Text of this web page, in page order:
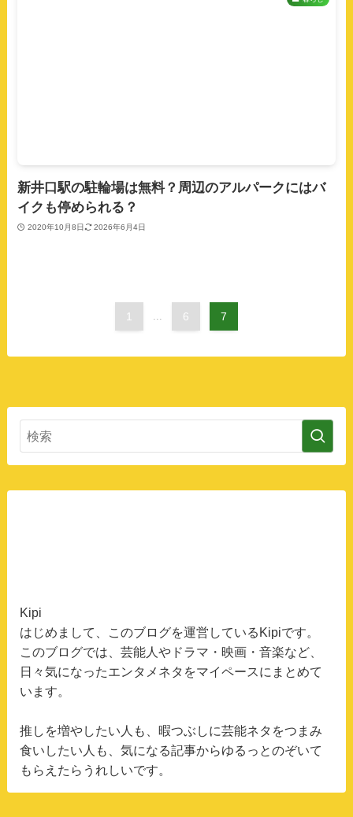
新井口駅の駐輪場は無料？周辺のアルパークにはバ
イクも停められる？
2020年10月8日 2026年6月4日
1 ... 6 7
Kipi
はじめまして、このブログを運営しているKipiです。
このブログでは、芸能人やドラマ・映画・音楽など、
日々気になったエンタメネタをマイペースにまとめて
います。
推しを増やしたい人も、暇つぶしに芸能ネタをつまみ
食いしたい人も、気になる記事からゆるっとのぞいて
もらえたらうれしいです。